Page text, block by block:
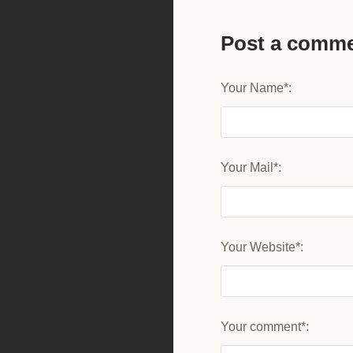
Post a
Your Name*:
Your Mail*:
Your Website*:
Your comment*: